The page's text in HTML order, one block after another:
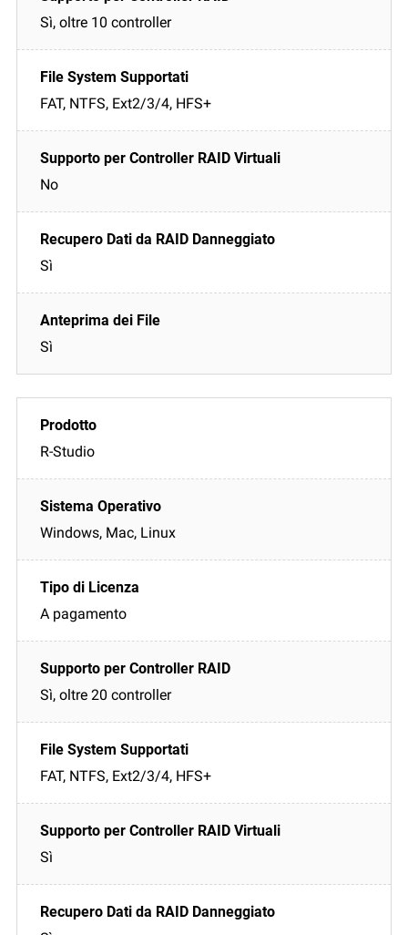
Sì, oltre 10 controller
FAT, NTFS, Ext2/3/4, HFS+
No
Sì
Sì
R-Studio
Windows, Mac, Linux
A pagamento
Sì, oltre 20 controller
FAT, NTFS, Ext2/3/4, HFS+
Sì